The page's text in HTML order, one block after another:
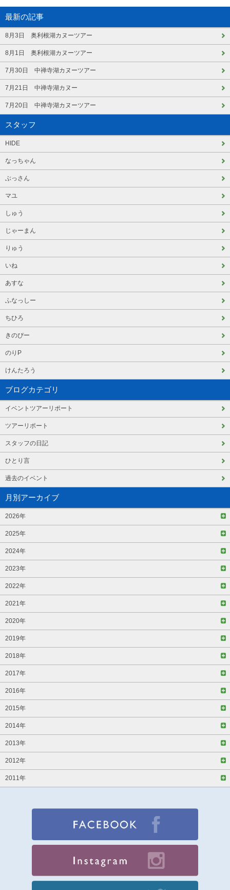
最新の記事
8月3日 奥利根湖カヌーツアー
8月1日 奥利根湖カヌーツアー
7月30日 中禅寺湖カヌーツアー
7月21日 中禅寺湖カヌー
7月20日 中禅寺湖カヌーツアー
スタッフ
HIDE
なっちゃん
ぶっさん
マユ
しゅう
じゃーまん
りゅう
いね
あすな
ふなっしー
ちひろ
きのぴー
のりP
けんたろう
ブログカテゴリ
イベントツアーリポート
ツアーリポート
スタッフの日記
ひとり言
過去のイベント
月別アーカイブ
2026年
2025年
2024年
2023年
2022年
2021年
2020年
2019年
2018年
2017年
2016年
2015年
2014年
2013年
2012年
2011年